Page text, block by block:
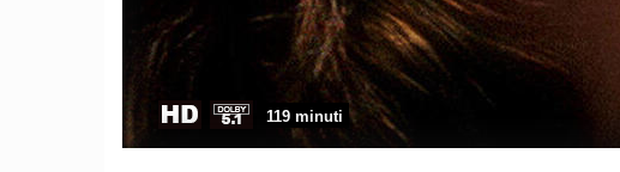
119 minuti